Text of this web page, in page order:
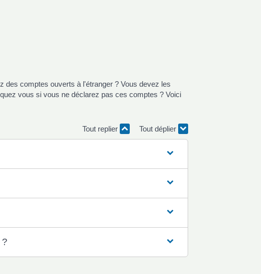
des comptes ouverts à l'étranger ? Vous devez les
vous si vous ne déclarez pas ces comptes ? Voici
Tout replier Tout déplier